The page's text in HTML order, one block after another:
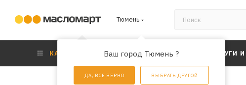
Тюмень
Ваш город Тюмень ?
ДА, ВСЕ ВЕРНО ВЫБРАТЬ ДРУГОЙ
КАТАЛОГ АКЦИИ УСЛУГИ